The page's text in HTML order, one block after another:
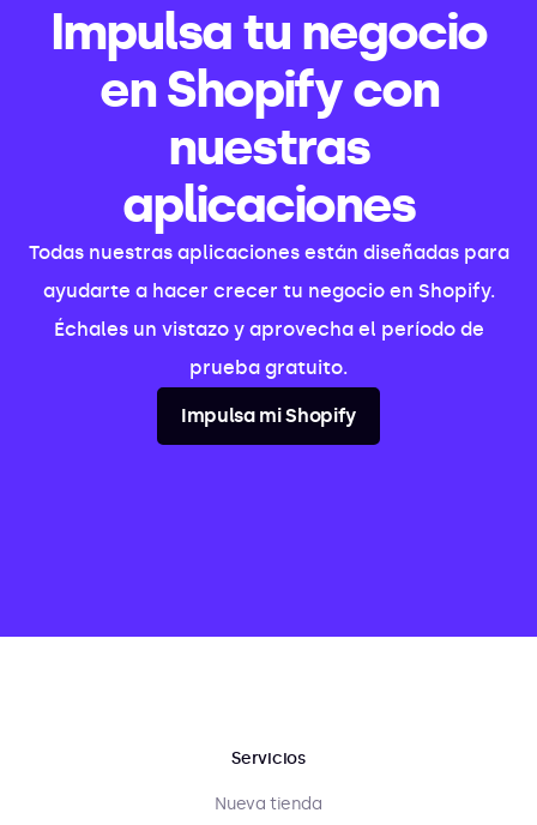
Impulsa tu negocio
en Shopify con
nuestras
aplicaciones
Todas nuestras aplicaciones están diseñadas para
ayudarte a hacer crecer tu negocio en Shopify.
Échales un vistazo y aprovecha el período de
prueba gratuito.
Impulsa mi Shopify
Servicios
Nueva tienda